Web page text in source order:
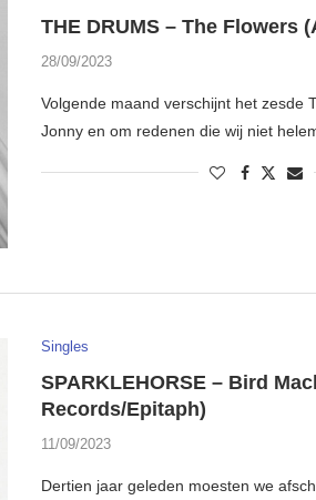
THE DRUMS – The Flowers
28/09/2023
Volgende maand verschijnt het zesde
Jonny en om redenen die wij niet
Singles
SPARKLEHORSE – Bird
Records/Epitaph)
11/09/2023
Dertien jaar geleden moesten we